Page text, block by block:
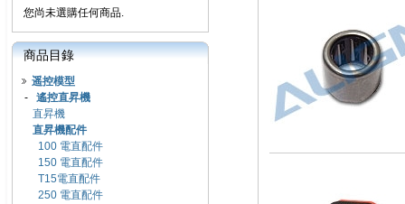
您尚未選購任何商品.
商品目錄
遥控模型
- 遙控直昇機
直昇機
直昇機配件
100 電直配件
150 電直配件
T15電直配件
250 電直配件